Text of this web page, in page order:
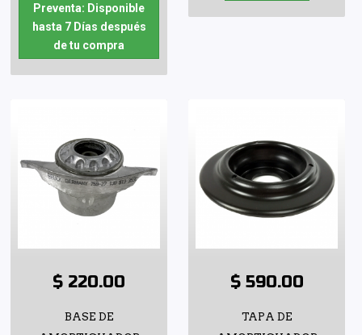
Preventa: Disponible
hasta 7 Días después
de tu compra
$ 220.00
BASE DE
$ 590.00
TAPA DE